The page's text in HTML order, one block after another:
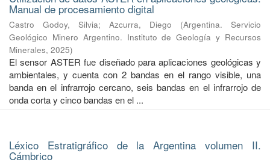
Manual de procesamiento digital
Castro Godoy, Silvia; Azcurra, Diego (Argentina. Servicio
Geológico Minero Argentino. Instituto de Geología y Recursos
Minerales, 2025)
El sensor ASTER fue diseñado para aplicaciones geológicas y
ambientales, y cuenta con 2 bandas en el rango visible, una
banda en el infrarrojo cercano, seis bandas en el infrarrojo de
onda corta y cinco bandas en el ...
Léxico Estratigráfico de la Argentina volumen II.
Cámbrico